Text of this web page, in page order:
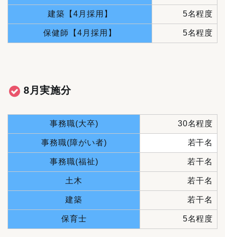
建築【4月採用】 5名程度
保健師【4月採用】 5名程度
8月実施分
事務職(大卒) 30名程度
事務職(障がい者) 若干名
事務職(福祉) 若干名
土木 若干名
建築 若干名
保育士 5名程度